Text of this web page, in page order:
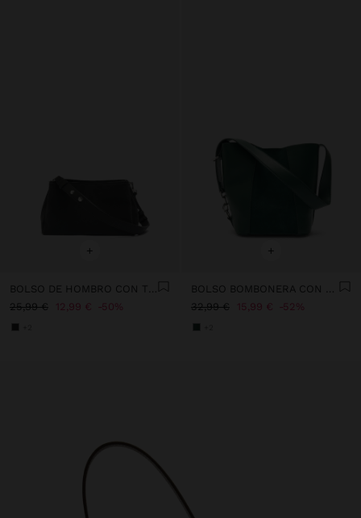
+
BOLSO DE HOMBRO CON TEXTURA SUAVE
25,99 €
12,99 € 50%
+
BOLSO BOMBONERA CON DETALLES DE PIEL
32,99 €
15,99 € 52%